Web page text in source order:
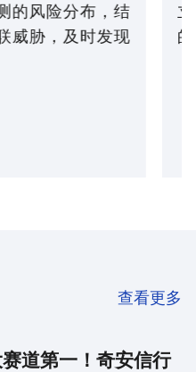
的风险分布，结
威胁，及时发现
查看更多
道第一！奇安信行